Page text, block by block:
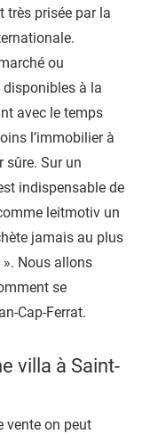
très prisée par la
ou
disponibles à la
avec le temps
l’immobilier à
sûre. Sur un
indispensable de
leitmotiv un
jamais au plus
Nous allons
se
Cap-Ferrat.
villa à Saint-
vente on peut